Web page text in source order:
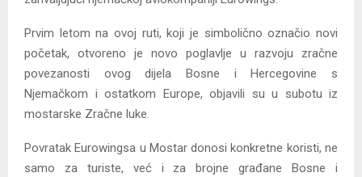
Prvim letom na ovoj ruti, koji je simbolično označio novi
početak, otvoreno je novo poglavlje u razvoju zračne
povezanosti ovog dijela Bosne i Hercegovine s
Njemačkom i ostatkom Europe, objavili su u subotu iz
mostarske Zračne luke.
Povratak Eurowingsa u Mostar donosi konkretne koristi, ne
samo za turiste, već i za brojne građane Bosne i